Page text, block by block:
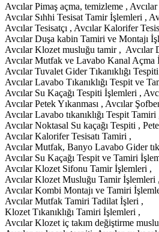
Avcılar Pimaş açma, temizleme ,
Avcılar Sıhhi Tesisat Tamir İşlemleri ,
Avcılar Tesisatçı , Avcılar Kalorifer
Avcılar Duşa kabin Tamiri ve Montajı
Avcılar Klozet musluğu tamir , Avcılar
Avcılar Mutfak ve Lavabo Kanal Açma
Avcılar Tuvalet Gider Tıkanıklığı
Avcılar Lavabo Tıkanıklığı Tespit ve
Avcılar Su Kaçağı Tespiti İşlemleri ,
Avcılar Petek Yıkanması , Avcılar
Avcılar Lavabo tıkanıklığı Tespit Tamiri
Avcılar Noktasal Su kaçağı Tespiti ,
Avcılar Kalorifer Tesisatı Tamiri ,
Avcılar Mutfak, Banyo Lavabo Gider
Avcılar Su Kaçağı Tespit ve Tamiri
Avcılar Klozet Sifonu Tamir İşlemleri ,
Avcılar Klozet Musluğu Tamir İşlemleri ,
Avcılar Kombi Montajı ve Tamiri
Avcılar Mutfak Tamiri Tadilat İşleri ,
Klozet Tıkanıklığı Tamiri İşlemleri ,
Avcılar Klozet iç takım değiştirme